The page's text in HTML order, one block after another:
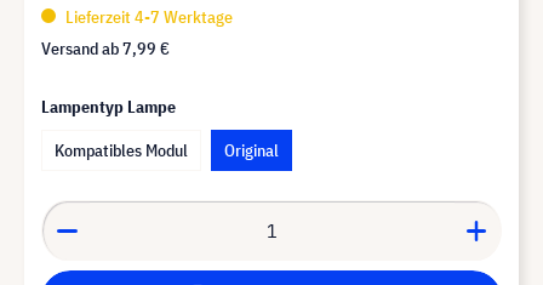
Lieferzeit 4-7 Werktage
Versand ab7,99 €
Lampentyp Lampe
Kompatibles Modul
Original